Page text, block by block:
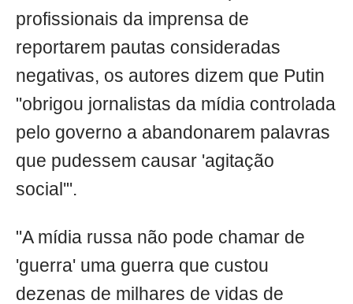
profissionais da imprensa de
reportarem pautas consideradas
negativas, os autores dizem que Putin
"obrigou jornalistas da mídia controlada
pelo governo a abandonarem palavras
que pudessem causar 'agitação
social'".
"A mídia russa não pode chamar de
'guerra' uma guerra que custou
dezenas de milhares de vidas de